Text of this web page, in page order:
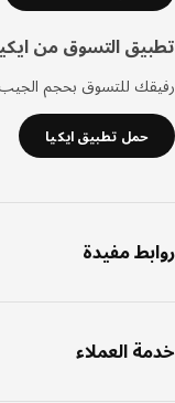
التسوق من ايكيا
للتسوق بحجم الجيب
حمل تطبيق ايكيا
مفيدة
العملاء